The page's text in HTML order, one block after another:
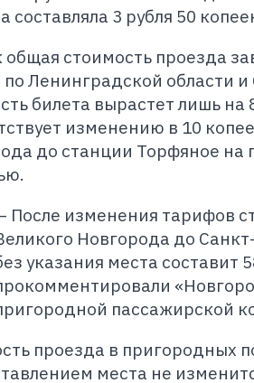
составляла 3 рубля 50
общая стоимость проезда
по Ленинградской области
билета вырастет лишь на
изменению в 10
до станции Торфяное на
После изменения тарифов
Новгорода до
указания места составит
пассажирской
проезда в пригородных
места не